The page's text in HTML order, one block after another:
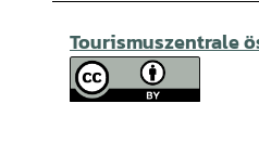
Tourismuszentrale